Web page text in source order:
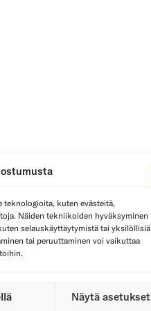
teknologioita, kuten evästeitä,
Näiden tekniikoiden hyväksyminen
selauskäyttäytymistä tai yksilöllisiä
tai peruuttaminen voi vaikuttaa
Näytä asetukset